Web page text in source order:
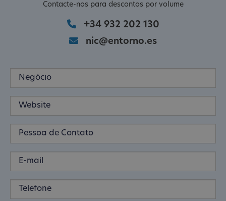
Contacte-nos para descontos por volume
+34 932 202 130
nic@entorno.es